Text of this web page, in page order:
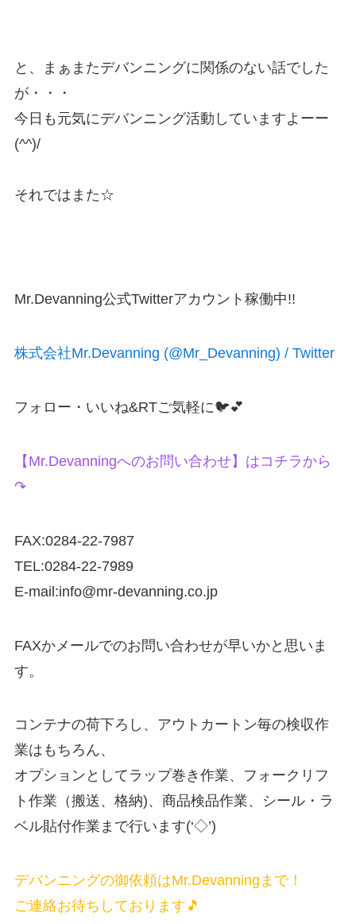
と、まぁまたデバンニングに関係のない話でした
が・・・
今日も元気にデバンニング活動していますよーー
(^^)/
それではまた☆
Mr.Devanning公式Twitterアカウント稼働中!!
株式会社Mr.Devanning (@Mr_Devanning) / Twitter
フォロー・いいね&RTご気軽に🐦💕
【Mr.Devanningへのお問い合わせ】はコチラから
↷
FAX:0284-22-7987
TEL:0284-22-7989
E-mail:info@mr-devanning.co.jp
FAXかメールでのお問い合わせが早いかと思いま
す。
コンテナの荷下ろし、アウトカートン毎の検収作
業はもちろん、
オプションとしてラップ巻き作業、フォークリフ
ト作業（搬送、格納)、商品検品作業、シール・ラ
ベル貼付作業まで行います(‘◇’)ゞ
デバンニングの御依頼はMr.Devanningまで！
ご連絡お待ちしております🎵